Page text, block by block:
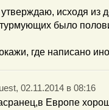
исходя из
было
где написано
02.11.2014 в 08:16
Европе